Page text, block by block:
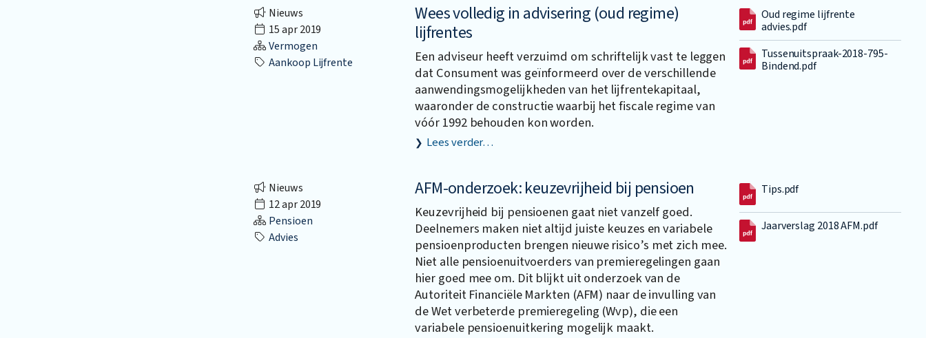
Nieuws
15 apr 2019
Vermogen
Aankoop Lijfrente
Wees volledig in advisering (oud regime)
lijfrentes
Een adviseur heeft verzuimd om schriftelijk vast te leggen
dat Consument was geïnformeerd over de verschillende
aanwendingsmogelijkheden van het lijfrentekapitaal,
waaronder de constructie waarbij het fiscale regime van
vóór 1992 behouden kon worden.
Lees verder…
Oud regime lijfrente
advies.pdf
Tussenuitspraak-2018-795-
Bindend.pdf
Nieuws
12 apr 2019
Pensioen
Advies
AFM-onderzoek: keuzevrijheid bij pensioen
Keuzevrijheid bij pensioenen gaat niet vanzelf goed.
Deelnemers maken niet altijd juiste keuzes en variabele
pensioenproducten brengen nieuwe risico’s met zich mee.
Niet alle pensioenuitvoerders van premieregelingen gaan
hier goed mee om. Dit blijkt uit onderzoek van de
Autoriteit Financiële Markten (AFM) naar de invulling van
de Wet verbeterde premieregeling (Wvp), die een
variabele pensioenuitkering mogelijk maakt.
Tips.pdf
Jaarverslag 2018 AFM.pdf